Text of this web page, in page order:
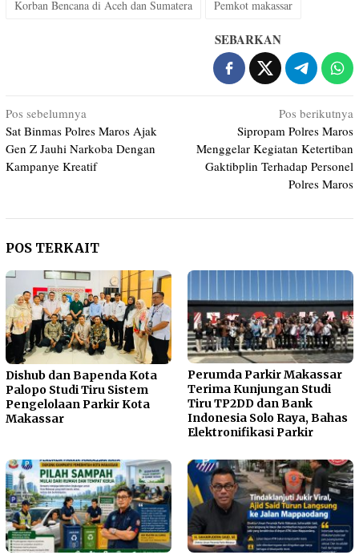
Korban Bencana di Aceh dan Sumatera Pemkot makassar
SEBARKAN
Navigasi
pos
Pos sebelumnya
Sat Binmas Polres Maros Ajak
Gen Z Jauhi Narkoba Dengan
Kampanye Kreatif
Pos berikutnya
Sipropam Polres Maros
Menggelar Kegiatan Ketertiban
Gaktibplin Terhadap Personel
Polres Maros
POS TERKAIT
Dishub dan Bapenda Kota
Palopo Studi Tiru Sistem
Pengelolaan Parkir Kota
Makassar
Perumda Parkir Makassar
Terima Kunjungan Studi
Tiru TP2DD dan Bank
Indonesia Solo Raya, Bahas
Elektronifikasi Parkir